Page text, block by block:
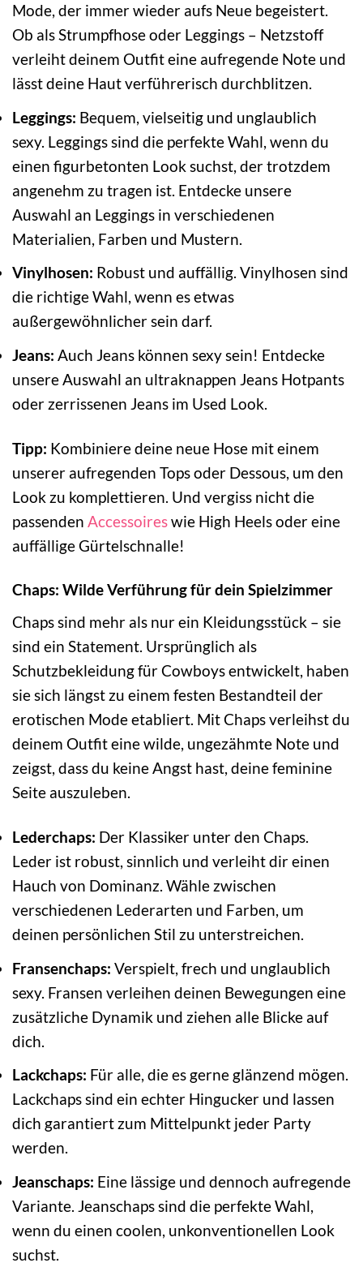
Mode, der immer wieder aufs Neue begeistert.
Ob als Strumpfhose oder Leggings – Netzstoff
verleiht deinem Outfit eine aufregende Note und
lässt deine Haut verführerisch durchblitzen.
Leggings: Bequem, vielseitig und unglaublich
sexy. Leggings sind die perfekte Wahl, wenn du
einen figurbetonten Look suchst, der trotzdem
angenehm zu tragen ist. Entdecke unsere
Auswahl an Leggings in verschiedenen
Materialien, Farben und Mustern.
Vinylhosen: Robust und auffällig. Vinylhosen sind
die richtige Wahl, wenn es etwas
außergewöhnlicher sein darf.
Jeans: Auch Jeans können sexy sein! Entdecke
unsere Auswahl an ultraknappen Jeans Hotpants
oder zerrissenen Jeans im Used Look.
Tipp: Kombiniere deine neue Hose mit einem
unserer aufregenden Tops oder Dessous, um den
Look zu komplettieren. Und vergiss nicht die
passenden Accessoireswie High Heels oder eine
auffällige Gürtelschnalle!
Chaps: Wilde Verführung für dein Spielzimmer
Chaps sind mehr als nur ein Kleidungsstück – sie
sind ein Statement. Ursprünglich als
Schutzbekleidung für Cowboys entwickelt, haben
sie sich längst zu einem festen Bestandteil der
erotischen Mode etabliert. Mit Chaps verleihst du
deinem Outfit eine wilde, ungezähmte Note und
zeigst, dass du keine Angst hast, deine feminine
Seite auszuleben.
Lederchaps: Der Klassiker unter den Chaps.
Leder ist robust, sinnlich und verleiht dir einen
Hauch von Dominanz. Wähle zwischen
verschiedenen Lederarten und Farben, um
deinen persönlichen Stil zu unterstreichen.
Fransenchaps: Verspielt, frech und unglaublich
sexy. Fransen verleihen deinen Bewegungen eine
zusätzliche Dynamik und ziehen alle Blicke auf
dich.
Lackchaps: Für alle, die es gerne glänzend mögen.
Lackchaps sind ein echter Hingucker und lassen
dich garantiert zum Mittelpunkt jeder Party
werden.
Jeanschaps: Eine lässige und dennoch aufregende
Variante. Jeanschaps sind die perfekte Wahl,
wenn du einen coolen, unkonventionellen Look
suchst.